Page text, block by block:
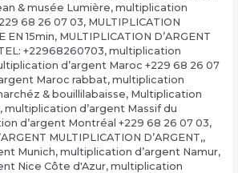
& musée Lumière, multiplication
68 26 07 03, MULTIPLICATION
EN 15min, MULTIPLICATION D’ARGENT
+22968260703, multiplication
d’argent Maroc +229 68 26 07
Maroc rabbat, multiplication
& bouillilabaisse, Multiplication
, multiplication d’argent Massif du
d’argent Montréal +229 68 26 07 03,
MULTIPLICATION D’ARGENT,,
Munich, multiplication d’argent Namur,
Nice Côte d'Azur, multiplication